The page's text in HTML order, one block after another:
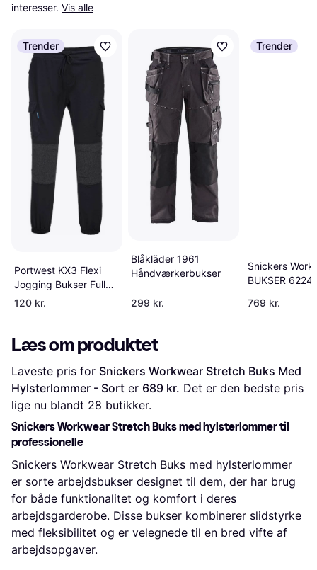
interesser. Vis alle
Trender
Portwest KX3 Flexi
Jogging Bukser Full
Stretch - Sort
120 kr.
Blåkläder 1961
Håndværkerbukser
299 kr.
Trender
Snickers
BUKSER 6224
769 kr.
Læs om produktet
Laveste pris for Snickers Workwear Stretch Buks Med
Hylsterlommer - Sort er 689 kr. Det er den bedste pris
lige nu blandt 28 butikker.
Snickers Workwear Stretch Buks med hylsterlommer til
professionelle
Snickers Workwear Stretch Buks med hylsterlommer
er sorte arbejdsbukser designet til dem, der har brug
for både funktionalitet og komfort i deres
arbejdsgarderobe. Disse bukser kombinerer slidstyrke
med fleksibilitet og er velegnede til en bred vifte af
arbejdsopgaver.